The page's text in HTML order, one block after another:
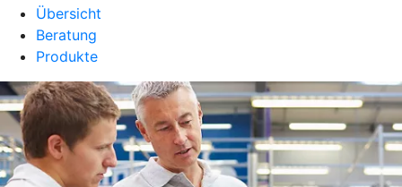
Übersicht
Beratung
Produkte